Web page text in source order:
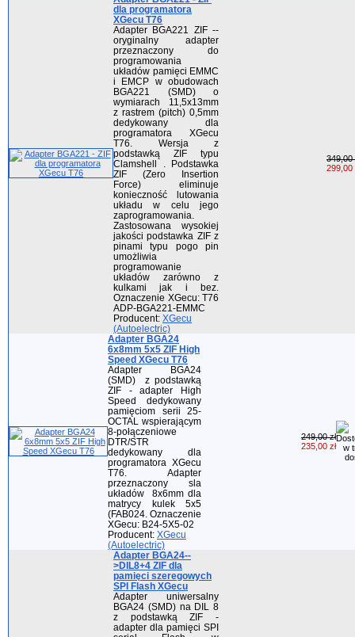
dla programatora
XGecu T76
Adapter BGA221 ZIF --
oryginalny adapter
przeznaczony do
programowania
układów pamięci EMMC
i EMCP w obudowach
BGA221 (SMD) o
wymiarach 11,5x13mm
z rastrem (pitch) 0,5mm
dedykowany dla
programatora XGecu
T76. Wersja z
podstawką ZIF typu
Clamshell . Podstawka
ZIF (Zero Insertion
Force) eliminuje
konieczność lutowania
układu w celu jego
zaprogramowania.
Zastosowana wysokiej
jakości podstawka ZIF z
pinami typu pogo pin
umożliwia
programowanie
układów zarówno z
kulkami jak i bez.
Oznaczenie XGecu: T76
ADP-BGA221-EMMC
Producent: XGecu
(Autoelectric)
349,00
299,00
Adapter BGA24
6x8mm 5x5 ZIF High
Speed XGecu T76
Adapter BGA24
(SMD) z podstawką
ZIF - adapter High
Speed dedykowany
pamięciom serii 25-
OCTAL wspierającym
8-połączeniowe
DTR/STR
dedykowany dla
programatora XGecu
T76. Adapter
przeznaczony sla
układów 8x6mm dla
matrycy kulek 5x5
(FAB024. Oznaczenie
XGecu: B24-5X5-02
Producent: XGecu
(Autoelectric)
249,00 zł
235,00 zł
Adapter BGA24--
>DIL8+4 ZIF dla
pamięci szeregowych
SPI Flash XGecu
Adapter uniwersalny
BGA24 (SMD) na DIL 8
z podstawką ZIF -
adapter dla pamięci SPI